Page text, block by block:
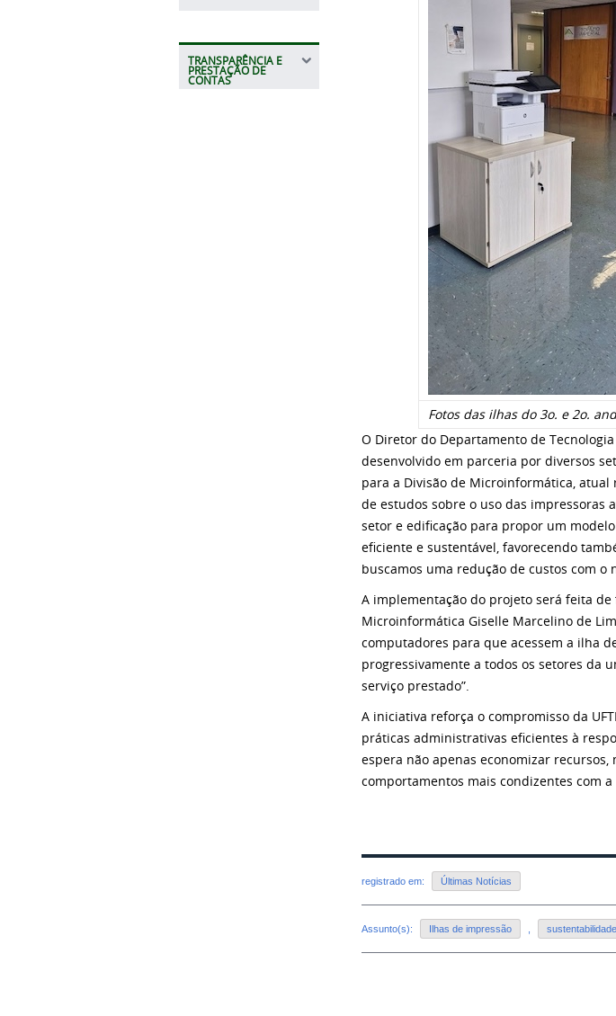
TRANSPARÊNCIA E
PRESTAÇÃO DE
CONTAS
Fotos das ilhas do 3o. e 2o.
O Diretor do Departamento de
desenvolvido em parceria por diversos
para a Divisão de Microinformática,
de estudos sobre o uso das impressoras
setor e edificação para propor um
eficiente e sustentável, favorecendo
buscamos uma redução de custos com o
A implementação do projeto será feita
Microinformática Giselle Marcelino de
computadores para que acessem a ilha
progressivamente a todos os setores da
serviço prestado”.
A iniciativa reforça o compromisso da
práticas administrativas eficientes à
espera não apenas economizar
comportamentos mais condizentes com
registrado em: Últimas Notícias
Assunto(s): Ilhas de impressão sustentabilidade